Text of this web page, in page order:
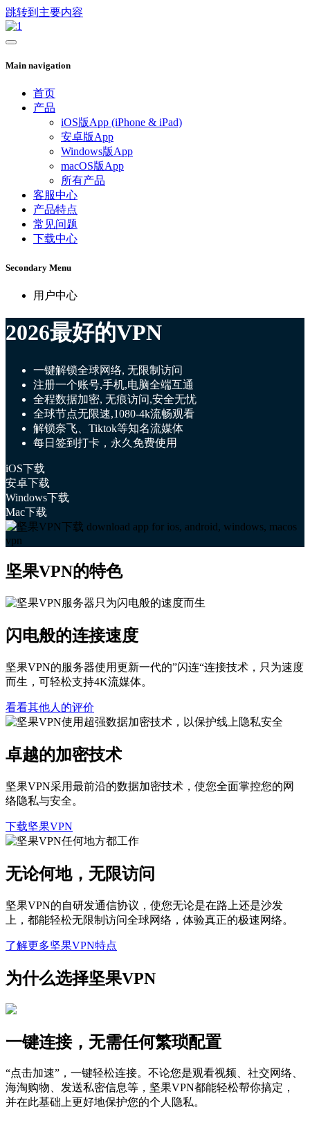
跳转到主要内容
Main navigation
首页
产品
iOS版App (iPhone & iPad)
安卓版App
Windows版App
macOS版App
所有产品
客服中心
产品特点
常见问题
下载中心
Secondary Menu
用户中心
2026最好的VPN
一键解锁全球网络, 无限制访问
注册一个账号,手机,电脑全端互通
全程数据加密, 无痕访问,安全无忧
全球节点无限速,1080-4k流畅观看
解锁奈飞、Tiktok等知名流媒体
每日签到打卡，永久免费使用
iOS下载
安卓下载
Windows下载
Mac下载
坚果VPN的特色
闪电般的连接速度
坚果VPN的服务器使用更新一代的”闪连“连接技术，只为速度
而生，可轻松支持4K流媒体。
看看其他人的评价
卓越的加密技术
坚果VPN采用最前沿的数据加密技术，使您全面掌控您的网
络隐私与安全。
下载坚果VPN
无论何地，无限访问
坚果VPN的自研发通信协议，使您无论是在路上还是沙发
上，都能轻松无限制访问全球网络，体验真正的极速网络。
了解更多坚果VPN特点
为什么选择坚果VPN
一键连接，无需任何繁琐配置
“点击加速”，一键轻松连接。不论您是观看视频、社交网络、
海淘购物、发送私密信息等，坚果VPN都能轻松帮你搞定，
并在此基础上更好地保护您的个人隐私。